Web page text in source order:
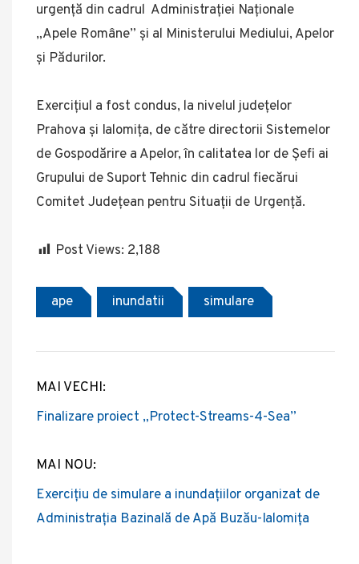
urgență din cadrul Administrației Naționale
„Apele Române” și al Ministerului Mediului, Apelor
și Pădurilor.
Exercițiul a fost condus, la nivelul județelor
Prahova și Ialomița, de către directorii Sistemelor
de Gospodărire a Apelor, în calitatea lor de Șefi ai
Grupului de Suport Tehnic din cadrul fiecărui
Comitet Județean pentru Situații de Urgență.
Post Views: 2,188
ape inundatii simulare
Post
navigation
MAI VECHI:
Finalizare proiect „Protect-Streams-4-Sea”
MAI NOU:
Exercițiu de simulare a inundațiilor organizat de
Administrația Bazinală de Apă Buzău-Ialomița